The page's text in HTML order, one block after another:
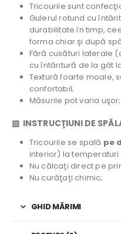
Tricourile sunt
Gulerul rotund cu
durabilitate în timp,
forma chiar şi după
Fără cusături laterale
cu întăritură de la gât
Textură foarte moale,
confortabil;
Măsurile pot varia uşor;
▧ INSTRUCŢIUNI DE
Tricourile se spală pe
interior) la temperaturi
Nu călcaţi direct pe
Nu curăţaţi chimic;
GHID MĂRIMI